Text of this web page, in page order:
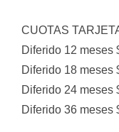
CUOTAS
Diferido 12 meses
Diferido 18 meses
Diferido 24 meses
Diferido 36 meses